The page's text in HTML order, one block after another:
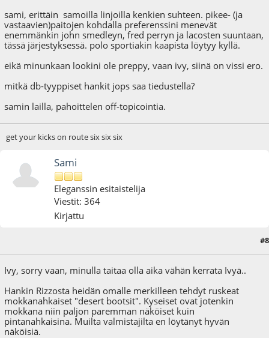
sami, erittäin samoilla linjoilla kenkien suhteen. pikee- (ja
vastaavien)paitojen kohdalla preferenssini menevät
enemmänkin john smedleyn, fred perryn ja lacosten suuntaan,
tässä järjestyksessä. polo sportiakin kaapista löytyy kyllä.
eikä minunkaan lookini ole preppy, vaan ivy, siinä on vissi ero.
mitkä db-tyyppiset hankit jops saa tiedustella?
samin lailla, pahoittelen off-topicointia.
get your kicks on route six six six
Sami
Eleganssin esitaistelija
Viestit: 364
Kirjattu
#8
Ivy, sorry vaan, minulla taitaa olla aika vähän kerrata Ivyä..
Hankin Rizzosta heidän omalle merkilleen tehdyt ruskeat
mokkanahkaiset "desert bootsit". Kyseiset ovat jotenkin
mokkana niin paljon paremman näköiset kuin
pintanahkaisina. Muilta valmistajilta en löytänyt hyvän
näköisiä.